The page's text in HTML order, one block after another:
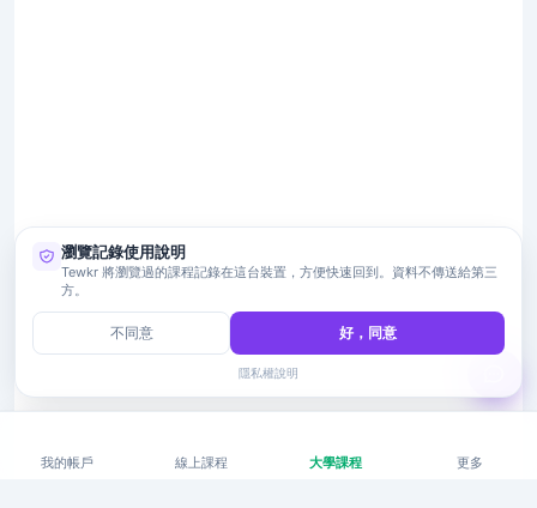
我的帳戶 線上課程 大學課程 更多
瀏覽記錄使用說明
Tewkr 將瀏覽過的課程記錄在這台裝置，方便快速回到。資料不傳送給第三
方。
不同意 好，同意
隱私權說明